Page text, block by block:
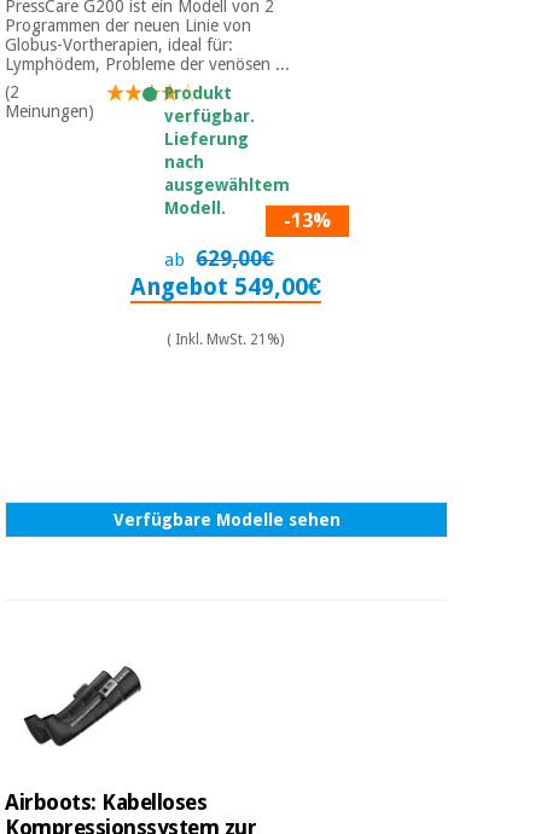
PressCare G200 ist ein Modell von 2
Programmen der neuen Linie von
Globus-Vortherapien, ideal für:
Lymphödem, Probleme der venösen ...
(2
Meinungen)
Produkt
verfügbar.
Lieferung
nach
ausgewähltem
Modell.
-13%
ab 629,00€
Angebot 549,00€
( Inkl. MwSt. 21%)
Verfügbare Modelle sehen
Airboots: Kabelloses
Kompressionssystem zur